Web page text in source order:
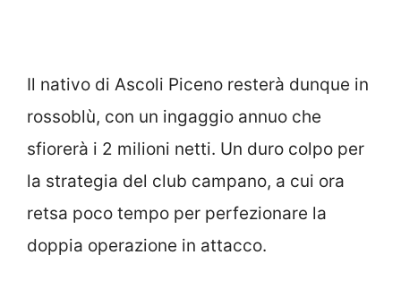
Il nativo di Ascoli Piceno resterà dunque in
rossoblù, con un ingaggio annuo che
sfiorerà i 2 milioni netti. Un duro colpo per
la strategia del club campano, a cui ora
retsa poco tempo per perfezionare la
doppia operazione in attacco.